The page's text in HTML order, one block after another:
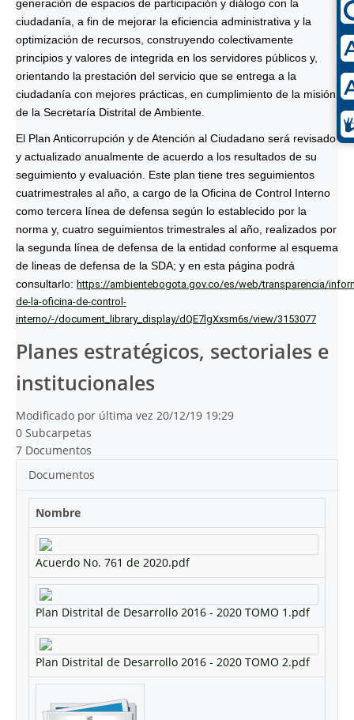
generación de espacios de participación y diálogo con la
ciudadanía, a fin de mejorar la eficiencia administrativa y la
optimización de recursos, construyendo colectivamente
principios y valores de integrida en los servidores públicos y,
orientando la prestación del servicio que se entrega a la
ciudadanía con mejores prácticas, en cumplimiento de la misión
de la Secretaría Distrital de Ambiente.
El Plan Anticorrupción y de Atención al Ciudadano será revisado
y actualizado anualmente de acuerdo a los resultados de su
seguimiento y evaluación. Este plan tiene tres seguimientos
cuatrimestrales al año, a cargo de la Oficina de Control Interno
como tercera línea de defensa según lo establecido por la
norma y, cuatro seguimientos trimestrales al año, realizados por
la segunda línea de defensa de la entidad conforme al esquema
de lineas de defensa de la SDA; y en esta página podrá
consultarlo: https://ambientebogota.gov.co/es/web/transparencia/
de-la-oficina-de-control-
interno/-/document_library_display/dQE7lgXxsm6s/view/3153077
Planes estratégicos, sectoriales e
institucionales
Modificado por última vez 20/12/19 19:29
0 Subcarpetas
7 Documentos
Documentos
Nombre
Acuerdo No. 761 de 2020.pdf
Plan Distrital de Desarrollo 2016 - 2020 TOMO 1.pdf
Plan Distrital de Desarrollo 2016 - 2020 TOMO 2.pdf